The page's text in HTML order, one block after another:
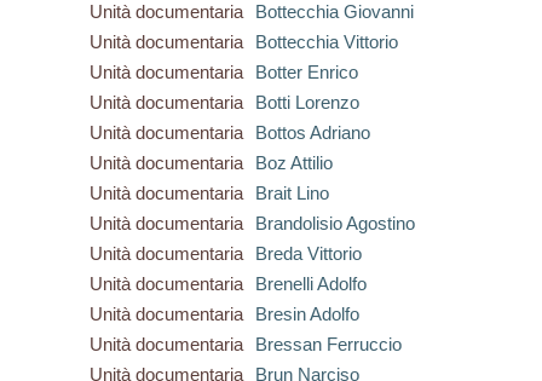
Unità documentaria
Bottecchia Giovanni
Unità documentaria
Bottecchia Vittorio
Unità documentaria
Botter Enrico
Unità documentaria
Botti Lorenzo
Unità documentaria
Bottos Adriano
Unità documentaria
Boz Attilio
Unità documentaria
Brait Lino
Unità documentaria
Brandolisio Agostino
Unità documentaria
Breda Vittorio
Unità documentaria
Brenelli Adolfo
Unità documentaria
Bresin Adolfo
Unità documentaria
Bressan Ferruccio
Unità documentaria
Brun Narciso